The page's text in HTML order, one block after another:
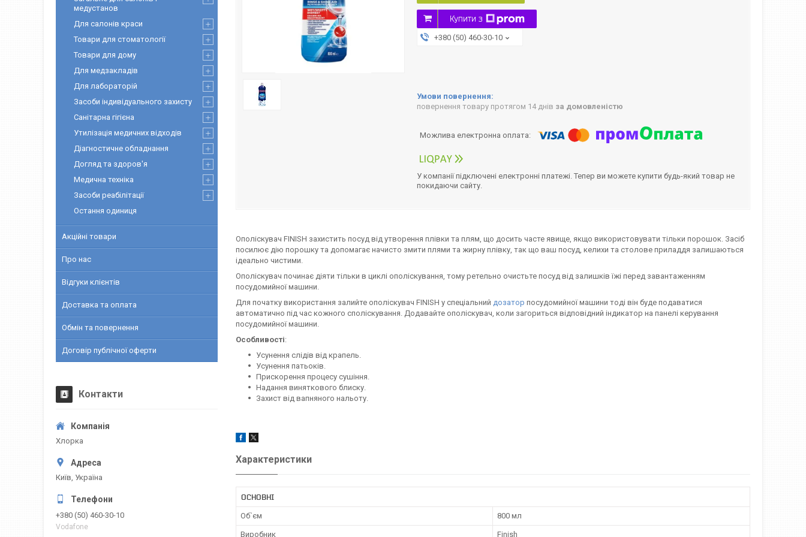
Купити з
+380 (50) 460-30-10
повернення товару протягом 14 днів за домовленістю
У компанії підключені електронні платежі. Тепер ви можете купити будь-який товар не
покидаючи сайту.
Ополіскувач FINISH захистить посуд від утворення плівки та плям, що досить часте явище, якщо використовувати тільки порошок. Засіб
посилює дію порошку та допомагає начисто змити плями та жирну плівку, так що ваш посуд, келихи та столове приладдя залишаються
ідеально чистими.
Ополіскувач починає діяти тільки в циклі ополіскування, тому ретельно очистьте посуд від залишків їжі перед завантаженням
посудомийної машини.
Для початку використання залийте ополіскувач FINISH у спеціальний дозатор посудомийної машини тоді він буде подаватися
автоматично під час кожного споліскування. Додавайте ополіскувач, коли загориться відповідний індикатор на панелі керування
посудомийної машини.
Особливості:
Усунення слідів від крапель.
Усунення патьоків.
Прискорення процесу сушіння.
Надання виняткового блиску.
Захист від вапняного нальоту.
Характеристики
ОСНОВНІ
Об`єм 800 мл
Виробник Finish
медустанов
Для салонів краси
Товари для стоматології
Товари для дому
Для медзакладів
Для лабораторій
Засоби індивідуального захисту
Санітарна гігієна
Утилізація медичних відходів
Діагностичне обладнання
Догляд та здоров'я
Медична техніка
Засоби реабілітації
Остання одиниця
Акційні товари
Про нас
Відгуки клієнтів
Доставка та оплата
Обмін та повернення
Договір публічної оферти
Контакти
Хлорка
Київ, Україна
+380 (50) 460-30-10
Vodafone